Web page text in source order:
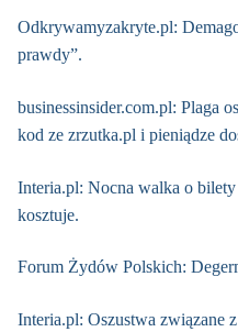
Odkrywamyzakryte.pl:
prawdy”.
businessinsider.com.pl: Plaga
kod ze zrzutka.pl i pieniądze
Interia.pl: Nocna walka o
kosztuje.
Forum Żydów Polskich:
Interia.pl: Oszustwa związane